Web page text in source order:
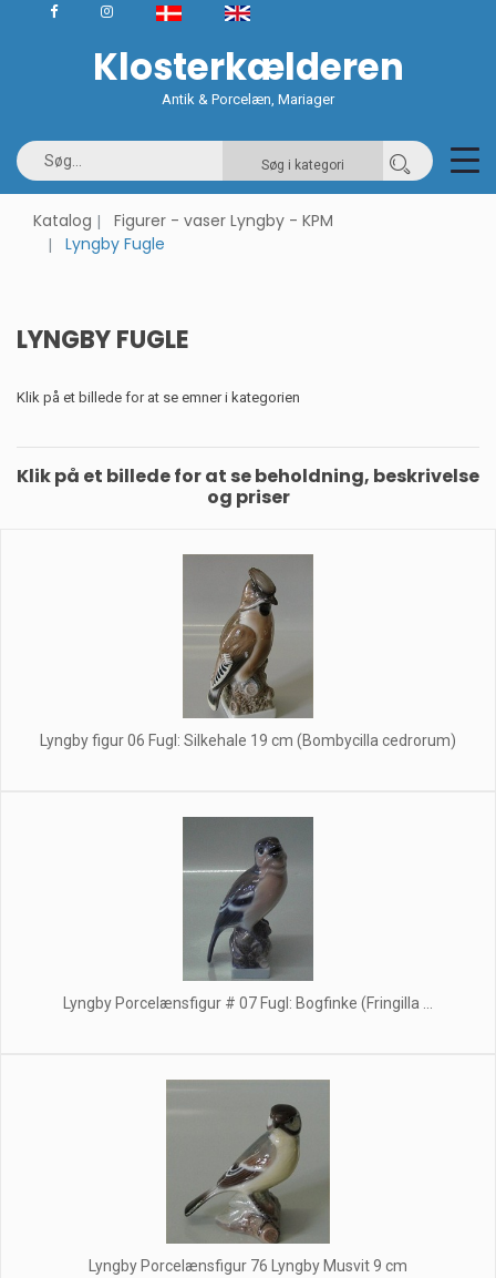
Klosterkælderen
Antik & Porcelæn, Mariager
Søg i kategori
Katalog
Figurer - vaser Lyngby - KPM
Lyngby Fugle
LYNGBY FUGLE
Klik på et billede for at se emner i kategorien
Klik på et billede for at se beholdning, beskrivelse
og priser
Lyngby figur 06 Fugl: Silkehale 19 cm (Bombycilla cedrorum)
Lyngby Porcelænsfigur # 07 Fugl: Bogfinke (Fringilla ...
Lyngby Porcelænsfigur 76 Lyngby Musvit 9 cm